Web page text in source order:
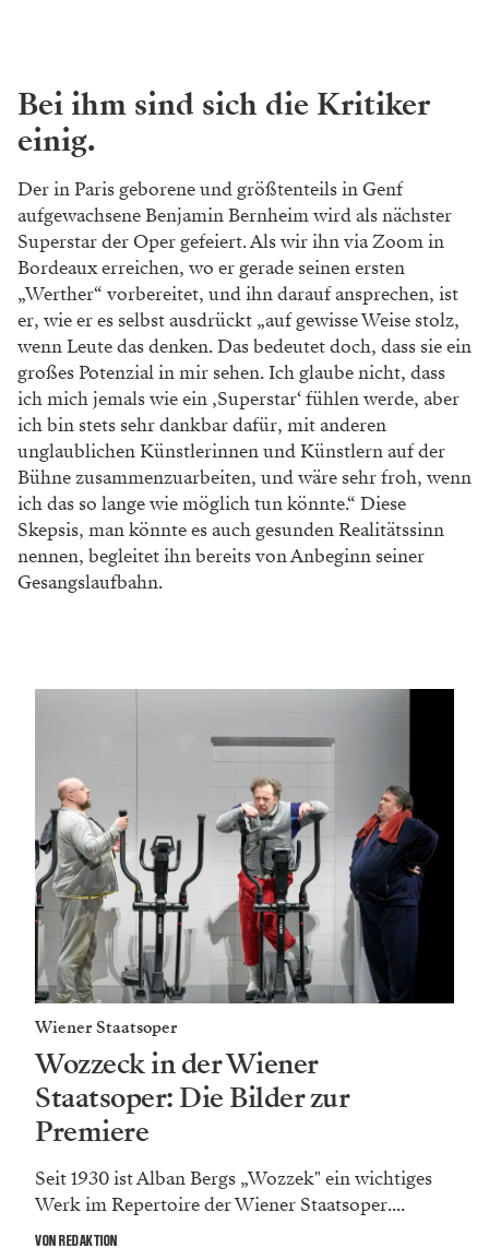
Bei ihm sind sich die Kritiker
einig.
Der in Paris geborene und größtenteils in Genf
aufgewachsene Benjamin Bernheim wird als nächster
Superstar der Oper gefeiert. Als wir ihn via Zoom in
Bordeaux erreichen, wo er gerade seinen ersten
„Werther“ vorbereitet, und ihn darauf ansprechen, ist
er, wie er es selbst ausdrückt „auf gewisse Weise stolz,
wenn Leute das denken. Das bedeutet doch, dass sie ein
großes Potenzial in mir sehen. Ich glaube nicht, dass
ich mich jemals wie ein ‚Superstar‘ fühlen werde, aber
ich bin stets sehr dankbar dafür, mit anderen
unglaublichen Künstlerinnen und Künstlern auf der
Bühne zusammenzuarbeiten, und wäre sehr froh, wenn
ich das so lange wie möglich tun könnte.“ Diese
Skepsis, man könnte es auch gesunden Realitätssinn
nennen, begleitet ihn bereits von Anbeginn seiner
Gesangslaufbahn.
Wiener Staatsoper
Wozzeck in der Wiener
Staatsoper: Die Bilder zur
Premiere
Seit 1930 ist Alban Bergs „Wozzek" ein wichtiges
Werk im Repertoire der Wiener Staatsoper....
VON REDAKTION